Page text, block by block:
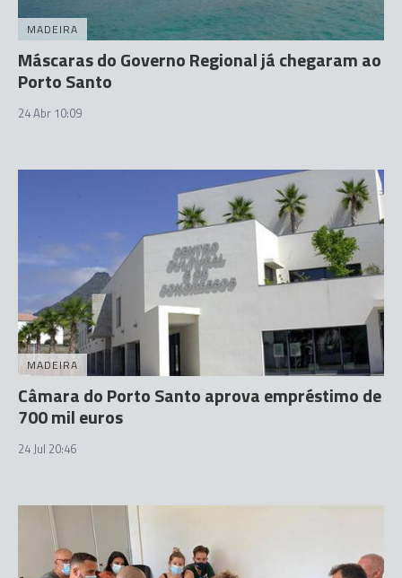
MADEIRA
Máscaras do Governo Regional já chegaram ao
Porto Santo
24 Abr 10:09
MADEIRA
Câmara do Porto Santo aprova empréstimo de
700 mil euros
24 Jul 20:46